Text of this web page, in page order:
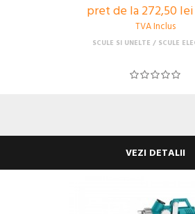
pret de la 272,50
TVA Inclus
SCULE SI UNELTE SCULE
VEZI DETALII